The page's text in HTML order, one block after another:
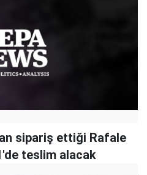
sipariş ettiği Rafale
teslim alacak